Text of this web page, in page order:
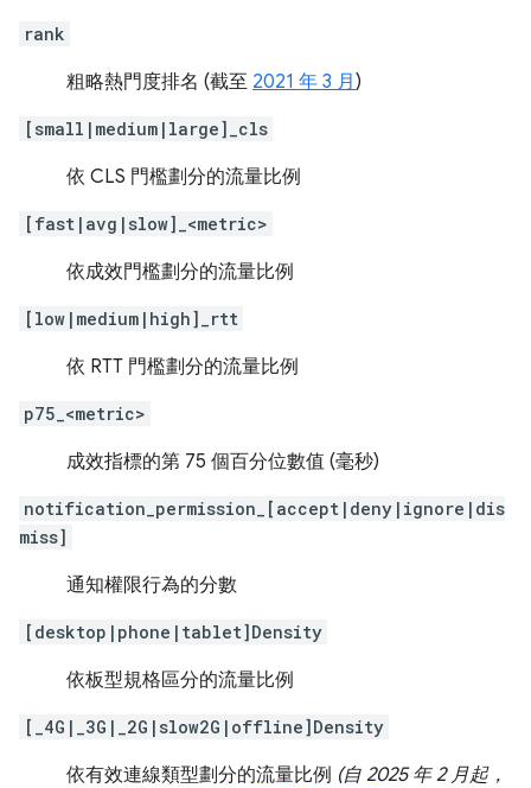
rank
粗略熱門度排名 (截至 2021 年 3 月 )
[small|medium|large]_cls
依 CLS 門檻劃分的流量比例
[fast|avg|slow]_<metric>
依成效門檻劃分的流量比例
[low|medium|high]_rtt
依 RTT 門檻劃分的流量比例
p75_<metric>
成效指標的第 75 個百分位數值 (毫秒)
notification_permission_[accept|deny|ignore|dis
miss]
通知權限行為的分數
[desktop|phone|tablet]Density
依板型規格區分的流量比例
[_4G|_3G|_2G|slow2G|offline]Density
依有效連線類型劃分的流量比例 (自 2025 年 2 月起，